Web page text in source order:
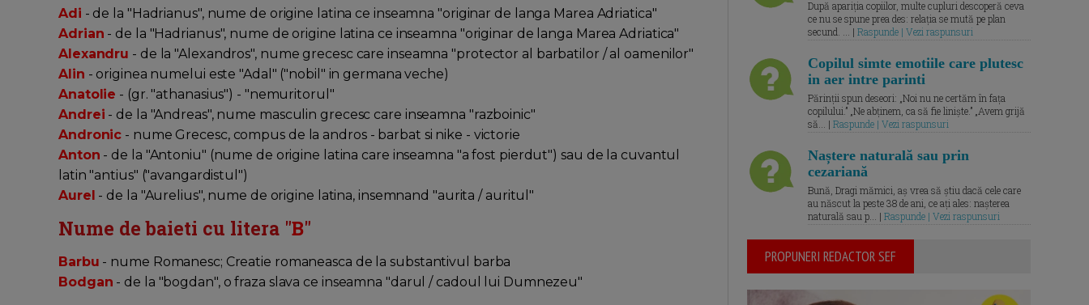
Adi - de la "Hadrianus", nume de origine latina ce inseamna "originar de langa Marea Adriatica"
Adrian - de la "Hadrianus", nume de origine latina ce inseamna "originar de langa Marea Adriatica"
Alexandru - de la "Alexandros", nume grecesc care inseamna "protector al barbatilor / al oamenilor"
Alin - originea numelui este "Adal" ("nobil" in germana veche)
Anatolie - (gr. "athanasius") - "nemuritorul"
Andrei - de la "Andreas", nume masculin grecesc care inseamna "razboinic"
Andronic - nume Grecesc, compus de la andros - barbat si nike - victorie
Anton - de la "Antoniu" (nume de origine latina care inseamna "a fost pierdut") sau de la cuvantul
latin "antius" ("avangardistul")
Aurel - de la "Aurelius", nume de origine latina, insemnand "aurita / auritul"
Nume de baieti cu litera "B"
Barbu - nume Romanesc; Creatie romaneasca de la substantivul barba
Bodgan - de la "bogdan", o fraza slava ce inseamna "darul / cadoul lui Dumnezeu"
După apariția copiilor, multe cupluri descoperă ceva
ce nu se spune prea des: relația se mută pe plan
secund. ... | Raspunde | Vezi raspunsuri
Copilul simte emotiile care plutesc
in aer intre parinti
Părinții spun deseori: „Noi nu ne certăm în fața
copilului.” „Ne abținem, ca să fie liniște.” „Avem grijă
să... | Raspunde | Vezi raspunsuri
Naștere naturală sau prin
cezariană
Bună, Dragi mămici, aș vrea să știu dacă cele care
au născut la peste 38 de ani, ce ați ales: nașterea
naturală sau p... | Raspunde | Vezi raspunsuri
PROPUNERI REDACTOR SEF